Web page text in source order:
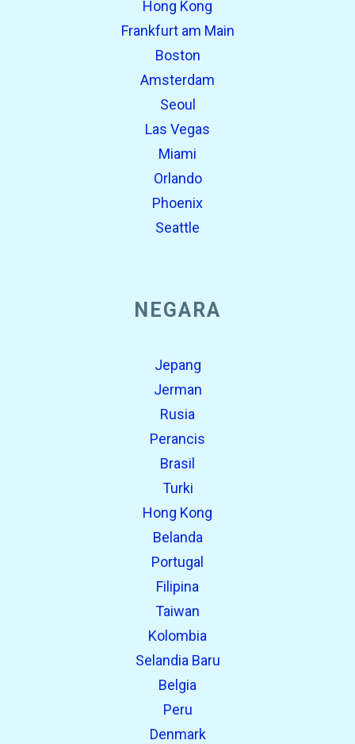
Hong Kong
Frankfurt am Main
Boston
Amsterdam
Seoul
Las Vegas
Miami
Orlando
Phoenix
Seattle
NEGARA
Jepang
Jerman
Rusia
Perancis
Brasil
Turki
Hong Kong
Belanda
Portugal
Filipina
Taiwan
Kolombia
Selandia Baru
Belgia
Peru
Denmark